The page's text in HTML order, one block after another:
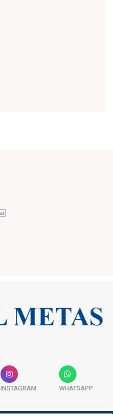
INSTAGRAM WHATSAPP